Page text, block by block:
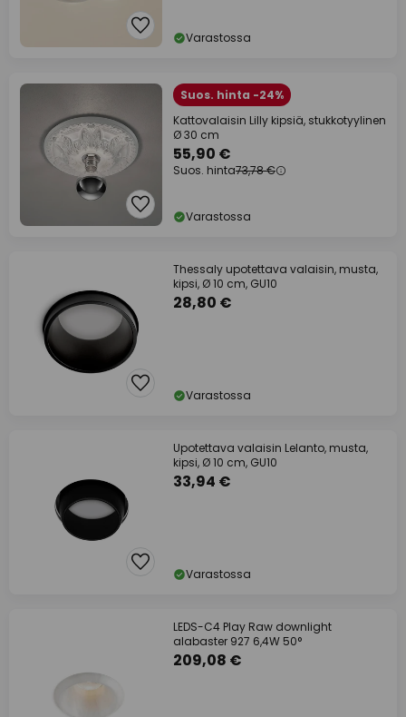
Varastossa
Suos. hinta -24%
Kattovalaisin Lilly kipsiä, stukkotyylinen
Ø 30 cm
55,90 €
Suos. hinta73,78 €
Varastossa
Thessaly upotettava valaisin, musta,
kipsi, Ø 10 cm, GU10
28,80 €
Varastossa
Upotettava valaisin Lelanto, musta,
kipsi, Ø 10 cm, GU10
33,94 €
Varastossa
LEDS-C4 Play Raw downlight
alabaster 927 6,4W 50°
209,08 €